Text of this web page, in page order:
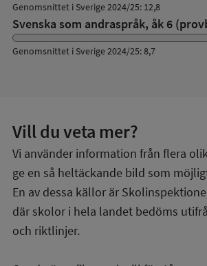
Genomsnittet i Sverige 2024/25: 12,8
Svenska som andraspråk, åk 6
Genomsnittet i Sverige 2024/25: 8,7
Vill du veta mer?
Vi använder information från flera
ge en så heltäckande bild som
En av dessa källor är
där skolor i hela landet bedöms
och riktlinjer.